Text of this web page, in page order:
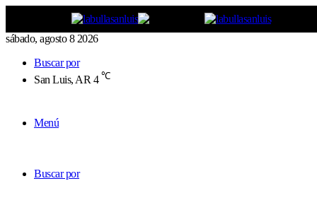
sábado, agosto 8 2026
Buscar por
San Luis, AR 4 ℃
Menú
Buscar por